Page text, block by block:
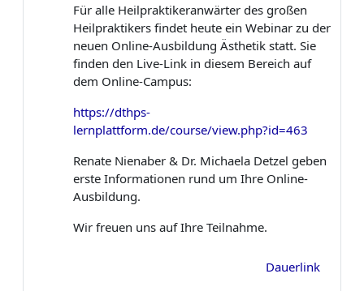
Für alle Heilpraktikeranwärter des großen
Heilpraktikers findet heute ein Webinar zu der
neuen Online-Ausbildung Ästhetik statt. Sie
finden den Live-Link in diesem Bereich auf
dem Online-Campus:
https://dthps-
lernplattform.de/course/view.php?id=463
Renate Nienaber & Dr. Michaela Detzel geben
erste Informationen rund um Ihre Online-
Ausbildung.
Wir freuen uns auf Ihre Teilnahme.
Dauerlink